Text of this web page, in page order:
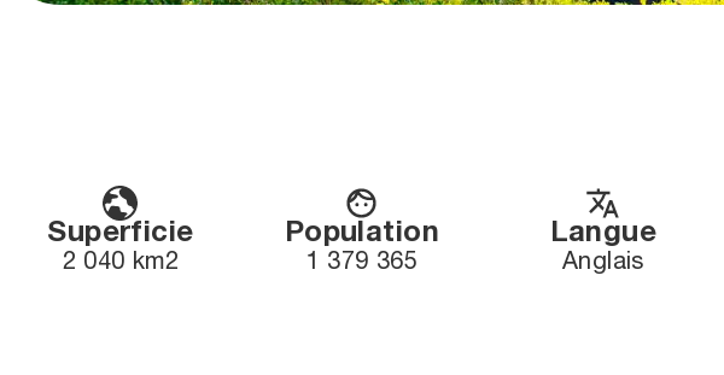
Superficie
2 040 km2
Population
1 379 365
Langue
Anglais